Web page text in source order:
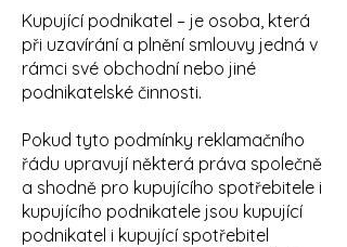
Kupující podnikatel – je osoba, která
při uzavírání a plnění smlouvy jedná v
rámci své obchodní nebo jiné
podnikatelské činnosti.
Pokud tyto podmínky reklamačního
řádu upravují některá práva společně
a shodně pro kupujícího spotřebitele i
kupujícího podnikatele jsou kupující
podnikatel i kupující spotřebitel